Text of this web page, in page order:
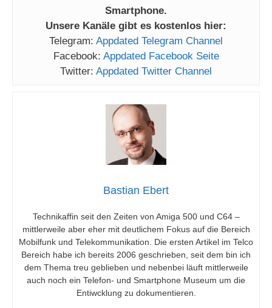
Smartphone.
Unsere Kanäle gibt es kostenlos hier:
Telegram: Appdated Telegram Channel
Facebook: Appdated Facebook Seite
Twitter: Appdated Twitter Channel
Bastian Ebert
Technikaffin seit den Zeiten von Amiga 500 und C64 –
mittlerweile aber eher mit deutlichem Fokus auf die Bereich
Mobilfunk und Telekommunikation. Die ersten Artikel im Telco
Bereich habe ich bereits 2006 geschrieben, seit dem bin ich
dem Thema treu geblieben und nebenbei läuft mittlerweile
auch noch ein Telefon- und Smartphone Museum um die
Entiwcklung zu dokumentieren.